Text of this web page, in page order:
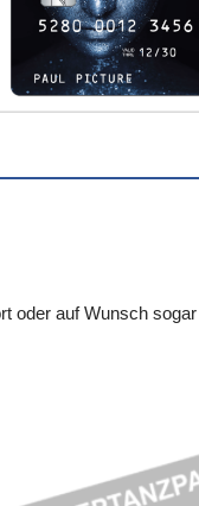
oder auf Wunsch